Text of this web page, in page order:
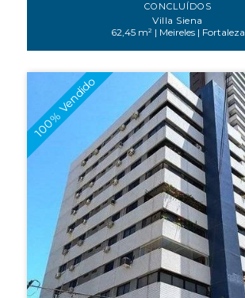
CONCLUÍDOS
Villa Siena
62,45 m² | Meireles | Fortaleza
100% Vendido